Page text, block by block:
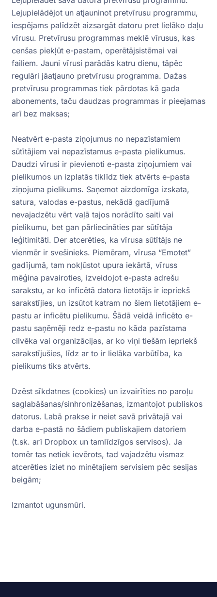
Lejupielādējot un atjauninot pretvīrusu programmu,
iespējams palīdzēt aizsargāt datoru pret lielāko daļu
vīrusu. Pretvīrusu programmas meklē vīrusus, kas
cenšas piekļūt e-pastam, operētājsistēmai vai
failiem. Jauni vīrusi parādās katru dienu, tāpēc
regulāri jāatjauno pretvīrusu programma. Dažas
pretvīrusu programmas tiek pārdotas kā gada
abonements, taču daudzas programmas ir pieejamas
arī bez maksas;
Neatvērt e-pasta ziņojumus no nepazīstamiem
sūtītājiem vai nepazīstamus e-pasta pielikumus.
Daudzi vīrusi ir pievienoti e-pasta ziņojumiem vai
pielikumos un izplatās tiklīdz tiek atvērts e-pasta
ziņojuma pielikums. Saņemot aizdomīga izskata,
satura, valodas e-pastus, nekādā gadījumā
nevajadzētu vērt vaļā tajos norādīto saiti vai
pielikumu, bet gan pārliecināties par sūtītāja
leģitimitāti. Der atcerēties, ka vīrusa sūtītājs ne
vienmēr ir svešinieks. Piemēram, vīrusa “Emotet”
gadījumā, tam nokļūstot upura iekārtā, vīruss
mēģina pavairoties, izveidojot e-pasta adrešu
sarakstu, ar ko inficētā datora lietotājs ir iepriekš
sarakstījies, un izsūtot katram no šiem lietotājiem e-
pastu ar inficētu pielikumu. Šādā veidā inficēto e-
pastu saņēmēji redz e-pastu no kāda pazīstama
cilvēka vai organizācijas, ar ko viņi tiešām iepriekš
sarakstījušies, līdz ar to ir lielāka varbūtība, ka
pielikums tiks atvērts.
Dzēst sīkdatnes (cookies) un izvairīties no paroļu
saglabāšanas/sinhronizēšanas, izmantojot publiskos
datorus. Labā prakse ir neiet savā privātajā vai
darba e-pastā no šādiem publiskajiem datoriem
(t.sk. arī Dropbox un tamlīdzīgos servisos). Ja
tomēr tas netiek ievērots, tad vajadzētu vismaz
atcerēties iziet no minētajiem servisiem pēc sesijas
beigām;
Izmantot ugunsmūri.